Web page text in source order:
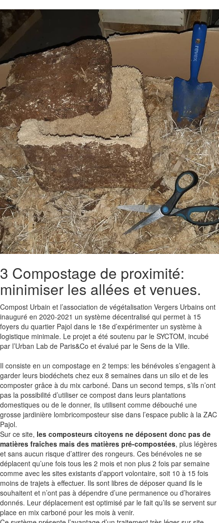
3 Compostage de proximité:
minimiser les allées et venues.
Compost Urbain et l’association de végétalisation Vergers Urbains ont
inauguré en 2020-2021 un système décentralisé qui permet à 15
foyers du quartier Pajol dans le 18e d’expérimenter un système à
logistique minimale. Le projet a été soutenu par le SYCTOM, incubé
par l’Urban Lab de Paris&Co et évalué par le Sens de la Ville.
Il consiste en un compostage en 2 temps: les bénévoles s’engagent à
garder leurs biodéchets chez eux 8 semaines dans un silo et de les
composter grâce à du mix carboné. Dans un second temps, s’ils n’ont
pas la possibilité d’utiliser ce compost dans leurs plantations
domestiques ou de le donner, ils utilisent comme débouché une
grosse jardinière lombricomposteur sise dans l’espace public à la ZAC
Pajol.
Sur ce site, les composteurs citoyens ne déposent donc pas de
matières fraîches mais des matières pré-compostées, plus légères
et sans aucun risque d’attirer des rongeurs. Ces bénévoles ne se
déplacent qu’une fois tous les 2 mois et non plus 2 fois par semaine
comme avec les sites existants d’apport volontaire, soit 10 à 15 fois
moins de trajets à effectuer. Ils sont libres de déposer quand ils le
souhaitent et n’ont pas à dépendre d’une permanence ou d’horaires
donnés. Leur déplacement est optimisé par le fait qu’ils se servent sur
place en mix carboné pour les mois à venir.